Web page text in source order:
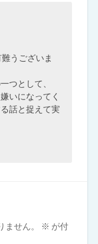
うございま
つとして、
いになってく
話と捉えて実
せん。 ※ が付